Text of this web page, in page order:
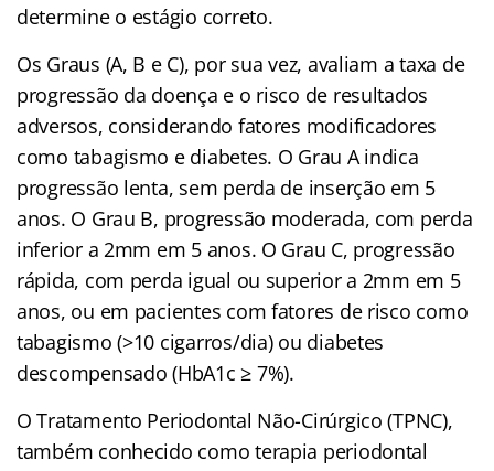
determine o estágio correto.
Os Graus (A, B e C), por sua vez, avaliam a taxa de
progressão da doença e o risco de resultados
adversos, considerando fatores modificadores
como tabagismo e diabetes. O Grau A indica
progressão lenta, sem perda de inserção em 5
anos. O Grau B, progressão moderada, com perda
inferior a 2mm em 5 anos. O Grau C, progressão
rápida, com perda igual ou superior a 2mm em 5
anos, ou em pacientes com fatores de risco como
tabagismo (>10 cigarros/dia) ou diabetes
descompensado (HbA1c ≥ 7%).
O Tratamento Periodontal Não-Cirúrgico (TPNC),
também conhecido como terapia periodontal